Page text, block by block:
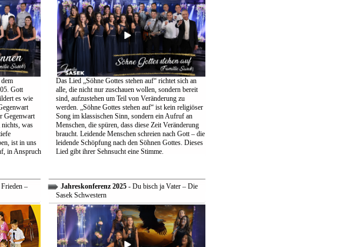
Gott
es wie
Gegenwart
nichts, was
ist in uns
in Anspruch
Das Lied „Söhne Gottes stehen auf“ richtet sich an
alle, die nicht nur zuschauen wollen, sondern bereit
sind, aufzustehen um Teil von Veränderung zu
werden. „Söhne Gottes stehen auf“ ist kein religiöser
Song im klassischen Sinn, sondern ein Aufruf an
Menschen, die spüren, dass diese Zeit Veränderung
braucht. Leidende Menschen schreien nach Gott – die
leidende Schöpfung nach den Söhnen Gottes. Dieses
Lied gibt ihrer Sehnsucht eine Stimme.
–
Jahreskonferenz 2025- Du bisch ja Vater – Die
Sasek Schwestern